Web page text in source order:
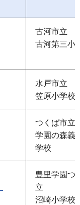
古河市立
古河第三小
水戸市立
笠原小学校
つくば市立
学園の森義
学校
豊里学園つ
立
沼崎小学校